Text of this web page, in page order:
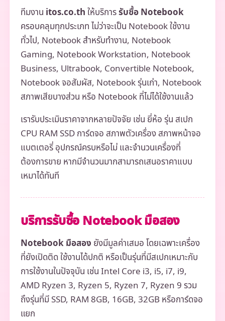
ทีมงาน itos.co.thให้บริการรับซื้อ Notebook
ครอบคลุมทุกประเภท ไม่ว่าจะเป็น Notebook ใช้งาน
ทั่วไป, Notebook สำหรับทำงาน, Notebook
Gaming, Notebook Workstation, Notebook
Business, Ultrabook, Convertible Notebook,
Notebook จอสัมผัส, Notebook รุ่นเก่า, Notebook
สภาพเสียบางส่วน หรือ Notebook ที่ไม่ได้ใช้งานแล้ว
เรารับประเมินราคาจากหลายปัจจัย เช่น ยี่ห้อ รุ่น สเปก
CPU RAM SSD การ์ดจอ สภาพตัวเครื่อง สภาพหน้าจอ
แบตเตอรี่ อุปกรณ์ครบหรือไม่ และจำนวนเครื่องที่
ต้องการขาย หากมีจำนวนมากสามารถเสนอราคาแบบ
เหมาได้ทันที
บริการรับซื้อ Notebook มือสอง
Notebook มือสอง ยังมีมูลค่าเสมอ โดยเฉพาะเครื่อง
ที่ยังเปิดติด ใช้งานได้ปกติ หรือเป็นรุ่นที่มีสเปกเหมาะกับ
การใช้งานในปัจจุบัน เช่น Intel Core i3, i5, i7, i9,
AMD Ryzen 3, Ryzen 5, Ryzen 7, Ryzen 9 รวม
ถึงรุ่นที่มี SSD, RAM 8GB, 16GB, 32GB หรือการ์ดจอ
แยก